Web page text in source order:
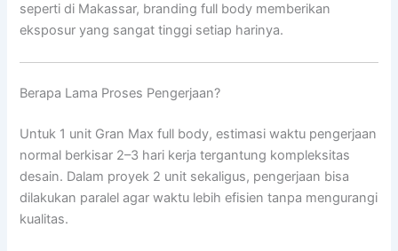
seperti di Makassar, branding full body memberikan
eksposur yang sangat tinggi setiap harinya.
Berapa Lama Proses Pengerjaan?
Untuk 1 unit Gran Max full body, estimasi waktu pengerjaan
normal berkisar 2–3 hari kerja tergantung kompleksitas
desain. Dalam proyek 2 unit sekaligus, pengerjaan bisa
dilakukan paralel agar waktu lebih efisien tanpa mengurangi
kualitas.